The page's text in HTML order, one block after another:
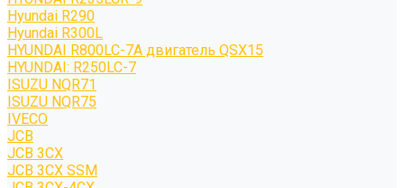
Hyundai R290
Hyundai R300L
HYUNDAI R800LC-7A двигатель QSX15
HYUNDAI: R250LC-7
ISUZU NQR71
ISUZU NQR75
IVECO
JCB
JCB 3CX
JCB 3CX SSM